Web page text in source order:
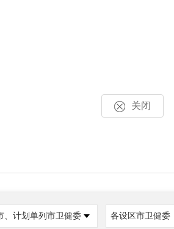
关闭
、计划单列市卫健委 各设区市卫健委